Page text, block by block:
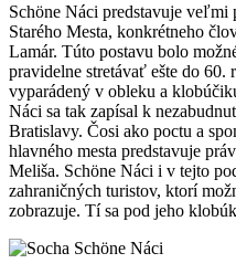
Schöne Náci predstavuje veľmi
Starého Mesta, konkrétneho
Lamár. Túto postavu bolo
pravidelne stretávať ešte do
vyparádený v obleku a
Náci sa tak zapísal k
Bratislavy. Čosi ako poctu a
hlavného mesta predstavuje
Meliša. Schöne Náci i v tejto
zahraničných turistov, ktorí
zobrazuje. Tí sa pod jeho